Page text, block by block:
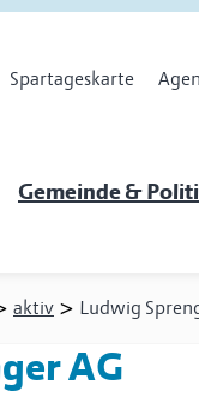
Spartageskarte
Gemeinde &
aktiv > Ludwig
AG